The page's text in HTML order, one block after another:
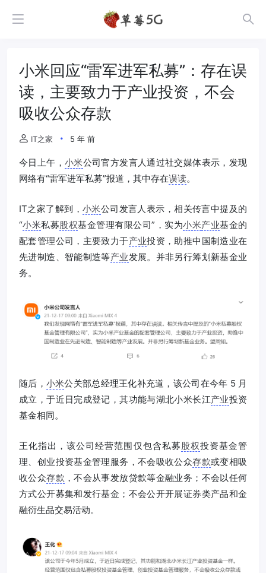
小米回应“雷军进军私募”：存在误
读，主要致力于产业投资，不会
吸收公众存款
IT之家 5 年 前
今日上午， 小米公司官方发言人通过社交媒体表示，发现
网络有“雷军进军私募”报道，其中存在误读。
IT之家了解到， 小米公司发言人表示，相关传言中提及的
“小米私募股权基金管理有限公司”，实为小米产业基金的
配套管理公司，主要致力于产业投资，助推中国制造业在
先进制造、智能制造等产业发展。并非另行筹划新基金业
务。
随后， 小米公关部总经理王化补充道，该公司在今年 5 月
成立，于近日完成登记，其功能与湖北小米长江产业投资
基金相同。
王化指出，该公司经营范围仅包含私募股权投资基金管
理、创业投资基金管理服务，不会吸收公众存款或变相吸
收公众存款 ，不会从事发放贷款等金融业务；不会以任何
方式公开募集和发行基金；不会公开开展证券类产品和金
融衍生品交易活动。